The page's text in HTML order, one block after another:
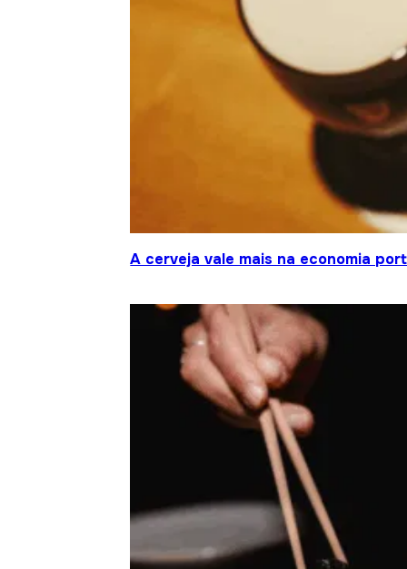
A cerveja vale mais na economia